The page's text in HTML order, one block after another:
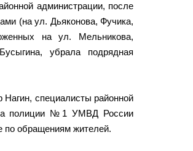
администрации, после
(на ул. Дьяконова, Фучика,
на ул. Мельникова,
убрала подрядная
Нагин, специалисты районной
полиции №1 УМВД России
по обращениям жителей.